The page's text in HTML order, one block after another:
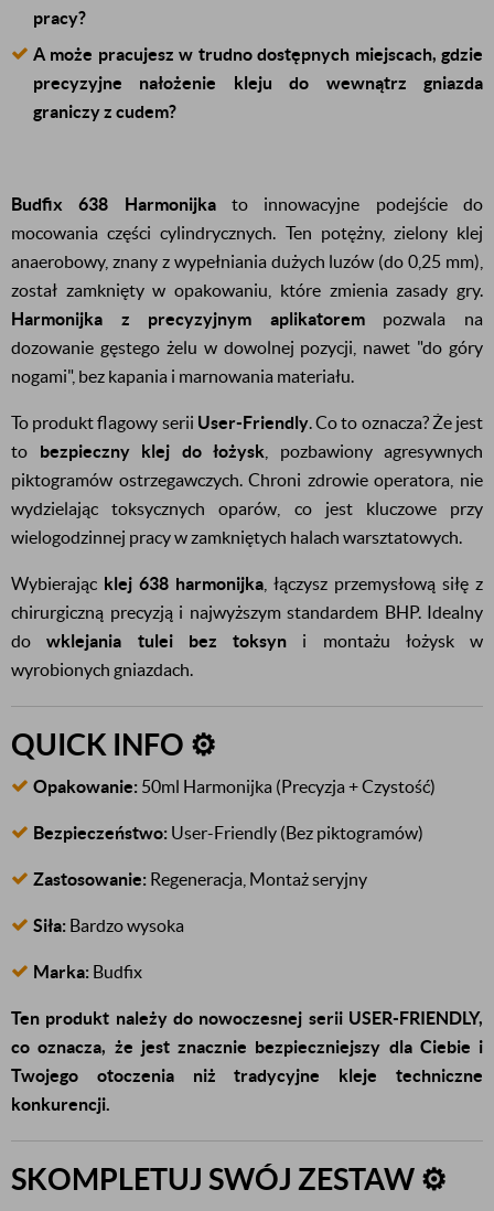
pracy?
A może pracujesz w trudno dostępnych miejscach, gdzie
precyzyjne nałożenie kleju do wewnątrz gniazda
graniczy z cudem?
Budfix 638 Harmonijkato innowacyjne podejście do
mocowania części cylindrycznych. Ten potężny, zielony klej
anaerobowy, znany z wypełniania dużych luzów (do 0,25 mm),
został zamknięty w opakowaniu, które zmienia zasady gry.
Harmonijka z precyzyjnym aplikatorempozwala na
dozowanie gęstego żelu w dowolnej pozycji, nawet "do góry
nogami", bez kapania i marnowania materiału.
To produkt flagowy serii User-Friendly. Co to oznacza? Że jest
to bezpieczny klej do łożysk , pozbawiony agresywnych
piktogramów ostrzegawczych. Chroni zdrowie operatora, nie
wydzielając toksycznych oparów, co jest kluczowe przy
wielogodzinnej pracy w zamkniętych halach warsztatowych.
Wybierając klej 638 harmonijka , łączysz przemysłową siłę z
chirurgiczną precyzją i najwyższym standardem BHP. Idealny
dowklejania tulei bez toksyn i montażu łożysk w
wyrobionych gniazdach.
QUICK INFO ⚙️
Opakowanie: 50ml Harmonijka (Precyzja + Czystość)
Bezpieczeństwo: User-Friendly (Bez piktogramów)
Zastosowanie: Regeneracja, Montaż seryjny
Siła: Bardzo wysoka
Marka: Budfix
Ten produkt należy do nowoczesnej serii USER-FRIENDLY,
co oznacza, że jest znacznie bezpieczniejszy dla Ciebie i
Twojego otoczenia niż tradycyjne kleje techniczne
konkurencji.
SKOMPLETUJ SWÓJ ZESTAW ⚙️